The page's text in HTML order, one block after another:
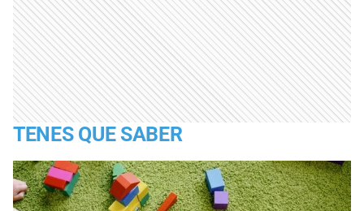
TENES QUE SABER